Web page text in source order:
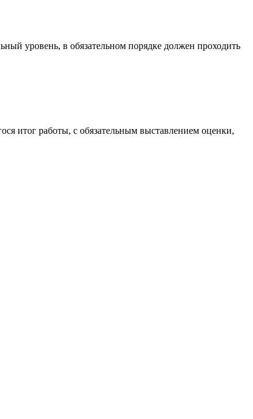
уровень, в обязательном порядке должен проходить
итог работы, с обязательным выставлением оценки,